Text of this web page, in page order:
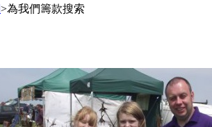
>為我們籌款搜索